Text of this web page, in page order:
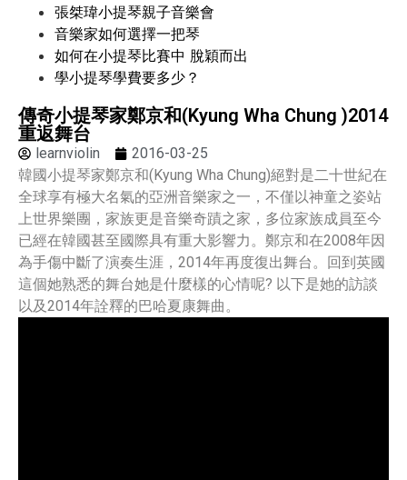
張桀瑋小提琴親子音樂會
音樂家如何選擇一把琴
如何在小提琴比賽中 脫穎而出
學小提琴學費要多少？
傳奇小提琴家鄭京和(Kyung Wha Chung )2014
重返舞台
learnviolin
2016-03-25
韓國小提琴家鄭京和(Kyung Wha Chung)絕對是二十世紀在
全球享有極大名氣的亞洲音樂家之一，不僅以神童之姿站
上世界樂團，家族更是音樂奇蹟之家，多位家族成員至今
已經在韓國甚至國際具有重大影響力。鄭京和在2008年因
為手傷中斷了演奏生涯，2014年再度復出舞台。回到英國
這個她熟悉的舞台她是什麼樣的心情呢? 以下是她的訪談
以及2014年詮釋的巴哈夏康舞曲。